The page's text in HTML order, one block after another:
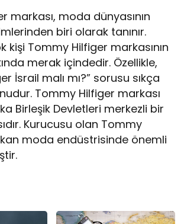
markası, moda dünyasının
biri olarak tanınır.
kişi Tommy Hilfiger markasının
merak içindedir. Özellikle,
İsrail malı mı?” sorusu sıkça
Tommy Hilfiger markası
Birleşik Devletleri merkezli bir
Kurucusu olan Tommy
moda endüstrisinde önemli